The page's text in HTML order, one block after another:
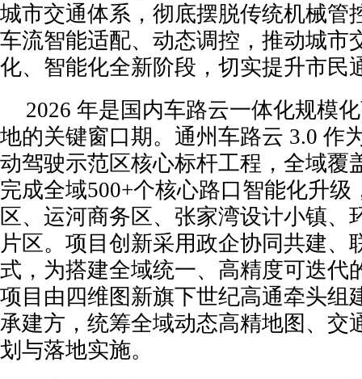
城市交通体系，彻底摆脱传统机械管
车流智能适配、动态调控，推动城市
化、智能化全新阶段，切实提升市民
2026 年是国内车路云一体化规模
地的关键窗口期。通州车路云 3.0 作
动驾驶示范区核心标杆工程，全域覆
完成全域500+个核心路口智能化升级
区、运河商务区、张家湾设计小镇、
片区。项目创新采用政企协同共建、
式，为搭建全域统一、高精度可迭代
项目由四维图新旗下世纪高通牵头组
承建方，统筹全域动态高精地图、交
划与落地实施。